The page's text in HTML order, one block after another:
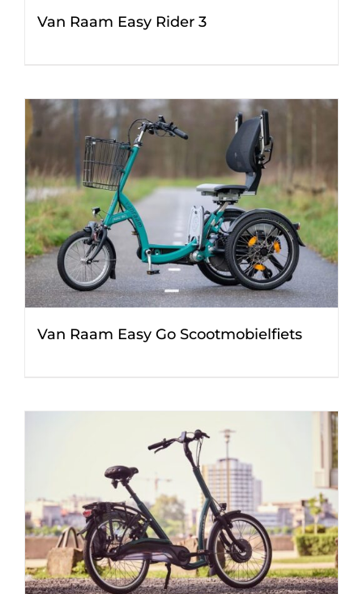
Van Raam Easy Rider 3
Van Raam Easy Go Scootmobielfiets